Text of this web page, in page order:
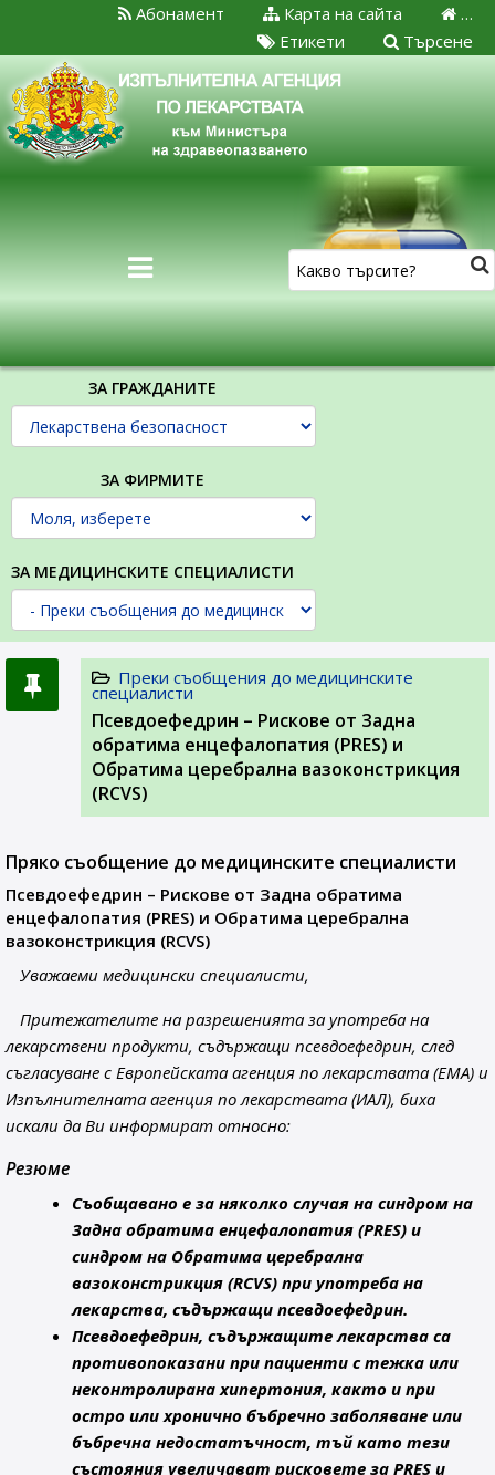
…
Карта на сайта
Абонамент
Търсене
Етикети
ЗА ГРАЖДАНИТЕ
ЗА ФИРМИТЕ
ЗА МЕДИЦИНСКИТЕ СПЕЦИАЛИСТИ
Преки съобщения до медицинските
специалисти
Псевдоефедрин – Рискове от Задна
обратима енцефалопатия (PRES) и
Обратима церебрална вазоконстрикция
(RCVS)
Пряко съобщение до медицинските специалисти
Псевдоефедрин – Рискове от Задна обратима
енцефалопатия (PRES) и Обратима церебрална
вазоконстрикция (RCVS)
Уважаеми медицински специалисти,
Притежателите на разрешенията за употреба на
лекарствени продукти, съдържащи псевдоефедрин, след
съгласуване с Европейската агенция по лекарствата (ЕМА) и
Изпълнителната агенция по лекарствата (ИАЛ), биха
искали да Ви информират относно:
Резюме
Съобщавано е за няколко случая на синдром на
Задна обратима енцефалопатия (PRES) и
синдром на Обратима церебрална
вазоконстрикция (RCVS) при употреба на
лекарства, съдържащи псевдоефедрин.
Псевдоефедрин, съдържащите лекарства са
противопоказани при пациенти с тежка или
неконтролирана хипертония, както и при
остро или хронично бъбречно заболяване или
бъбречна недостатъчност, тъй като тези
състояния увеличават рисковете за PRES и